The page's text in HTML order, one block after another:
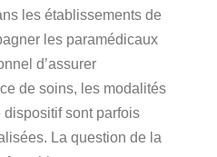
les établissements de
les paramédicaux
d’assurer
de soins, les modalités
sont parfois
La question de la